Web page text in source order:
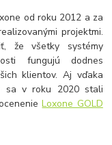
od roku 2012 a za
projektmi.
že všetky systémy
fungujú dodnes
klientov. Aj vďaka
sa v roku 2020 stali
Loxone GOLD